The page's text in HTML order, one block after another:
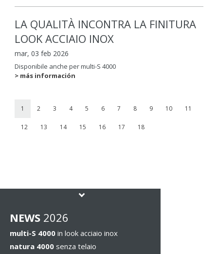
LA QUALITÀ INCONTRA LA FINITURA
LOOK ACCIAIO INOX
mar, 03 feb 2026
Disponibile anche per multi-S 4000
> más información
1 2 3 4 5 6 7 8 9 10 11
12 13 14 15 16 17 18
NEWS 2026
multi-S 4000 in look acciaio inox
natura 4000 senza telaio